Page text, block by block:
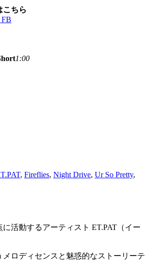
こちら
1:00
, Fireflies, Night Drive, Ur So Pretty,
活動するアーティスト ET.PAT（イー
メロディセンスと魅惑的なストーリーテ